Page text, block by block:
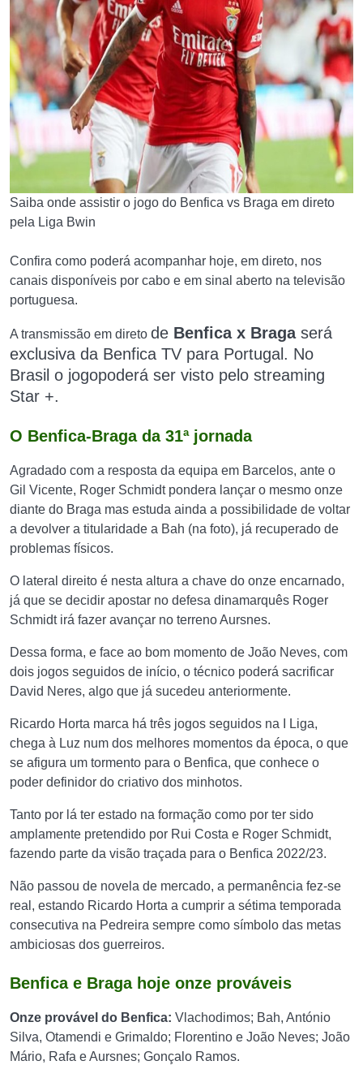
Saiba onde assistir o jogo do Benfica vs Braga em direto
pela Liga Bwin
Confira como poderá acompanhar hoje, em direto, nos
canais disponíveis por cabo e em sinal aberto na televisão
portuguesa.
A transmissão em direto de Benfica x Braga será
exclusiva da Benfica TV para Portugal. No
Brasil o jogopoderá ser visto pelo streaming
Star +.
O Benfica-Braga da 31ª jornada
Agradado com a resposta da equipa em Barcelos, ante o
Gil Vicente, Roger Schmidt pondera lançar o mesmo onze
diante do Braga mas estuda ainda a possibilidade de voltar
a devolver a titularidade a Bah (na foto), já recuperado de
problemas físicos.
O lateral direito é nesta altura a chave do onze encarnado,
já que se decidir apostar no defesa dinamarquês Roger
Schmidt irá fazer avançar no terreno Aursnes.
Dessa forma, e face ao bom momento de João Neves, com
dois jogos seguidos de início, o técnico poderá sacrificar
David Neres, algo que já sucedeu anteriormente.
Ricardo Horta marca há três jogos seguidos na I Liga,
chega à Luz num dos melhores momentos da época, o que
se afigura um tormento para o Benfica, que conhece o
poder definidor do criativo dos minhotos.
Tanto por lá ter estado na formação como por ter sido
amplamente pretendido por Rui Costa e Roger Schmidt,
fazendo parte da visão traçada para o Benfica 2022/23.
Não passou de novela de mercado, a permanência fez-se
real, estando Ricardo Horta a cumprir a sétima temporada
consecutiva na Pedreira sempre como símbolo das metas
ambiciosas dos guerreiros.
Benfica e Braga hoje onze prováveis
Onze provável do Benfica: Vlachodimos; Bah, António
Silva, Otamendi e Grimaldo; Florentino e João Neves; João
Mário, Rafa e Aursnes; Gonçalo Ramos.